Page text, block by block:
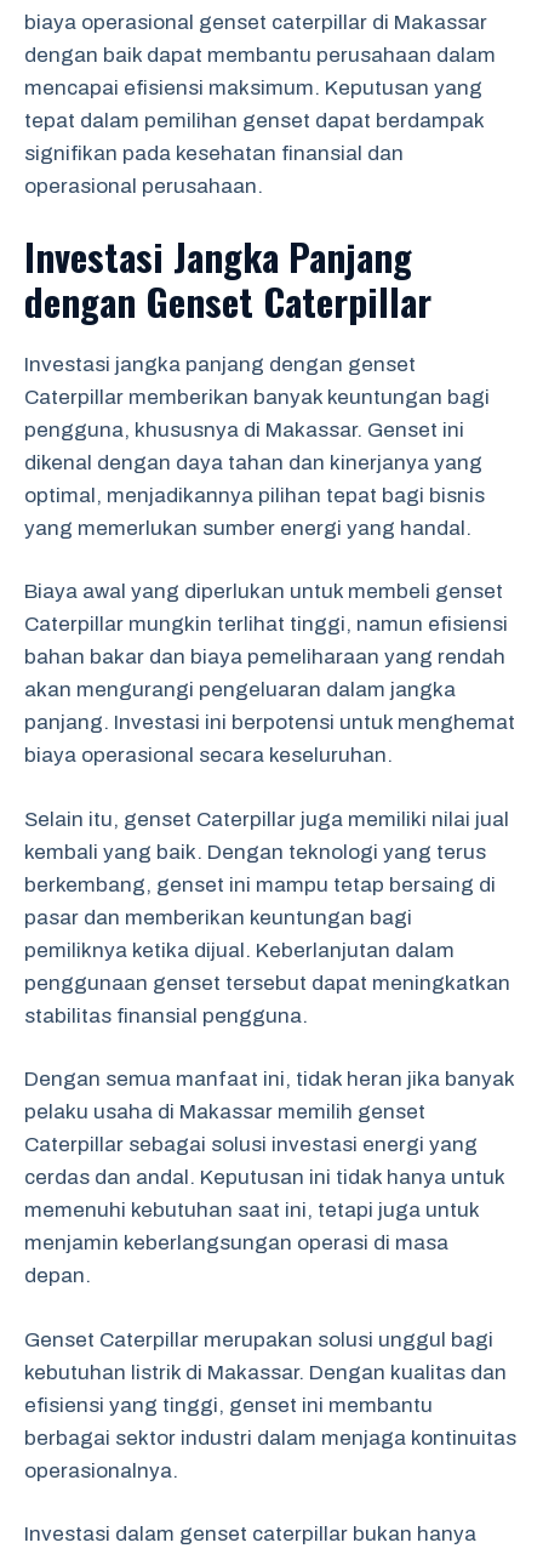
biaya operasional genset caterpillar di Makassar
dengan baik dapat membantu perusahaan dalam
mencapai efisiensi maksimum. Keputusan yang
tepat dalam pemilihan genset dapat berdampak
signifikan pada kesehatan finansial dan
operasional perusahaan.
Investasi Jangka Panjang
dengan Genset Caterpillar
Investasi jangka panjang dengan genset
Caterpillar memberikan banyak keuntungan bagi
pengguna, khususnya di Makassar. Genset ini
dikenal dengan daya tahan dan kinerjanya yang
optimal, menjadikannya pilihan tepat bagi bisnis
yang memerlukan sumber energi yang handal.
Biaya awal yang diperlukan untuk membeli genset
Caterpillar mungkin terlihat tinggi, namun efisiensi
bahan bakar dan biaya pemeliharaan yang rendah
akan mengurangi pengeluaran dalam jangka
panjang. Investasi ini berpotensi untuk menghemat
biaya operasional secara keseluruhan.
Selain itu, genset Caterpillar juga memiliki nilai jual
kembali yang baik. Dengan teknologi yang terus
berkembang, genset ini mampu tetap bersaing di
pasar dan memberikan keuntungan bagi
pemiliknya ketika dijual. Keberlanjutan dalam
penggunaan genset tersebut dapat meningkatkan
stabilitas finansial pengguna.
Dengan semua manfaat ini, tidak heran jika banyak
pelaku usaha di Makassar memilih genset
Caterpillar sebagai solusi investasi energi yang
cerdas dan andal. Keputusan ini tidak hanya untuk
memenuhi kebutuhan saat ini, tetapi juga untuk
menjamin keberlangsungan operasi di masa
depan.
Genset Caterpillar merupakan solusi unggul bagi
kebutuhan listrik di Makassar. Dengan kualitas dan
efisiensi yang tinggi, genset ini membantu
berbagai sektor industri dalam menjaga kontinuitas
operasionalnya.
Investasi dalam genset caterpillar bukan hanya